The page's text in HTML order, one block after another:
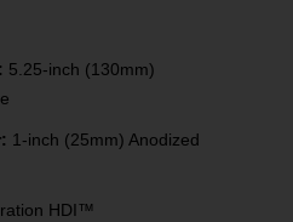
5.25-inch (130mm)
1-inch (25mm) Anodized
HDI™